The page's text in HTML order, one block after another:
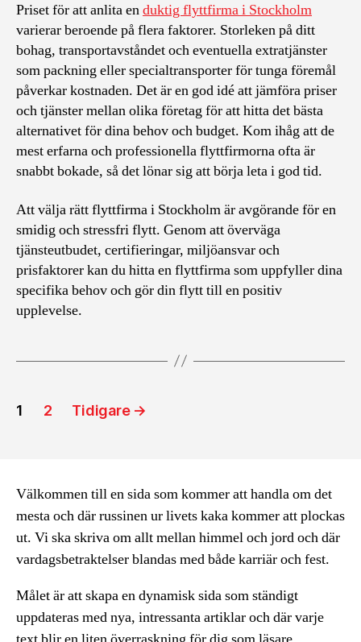
Priset för att anlita enduktig flyttfirma i Stockholm
varierar beroende på flera faktorer. Storleken på ditt
bohag, transportavståndet och eventuella extratjänster
som packning eller specialtransporter för tunga föremål
påverkar kostnaden. Det är en god idé att jämföra priser
och tjänster mellan olika företag för att hitta det bästa
alternativet för dina behov och budget. Kom ihåg att de
mest erfarna och professionella flyttfirmorna ofta är
snabbt bokade, så det lönar sig att börja leta i god tid.
Att välja rätt flyttfirma i Stockholm är avgörande för en
smidig och stressfri flytt. Genom att överväga
tjänsteutbudet, certifieringar, miljöansvar och
prisfaktorer kan du hitta en flyttfirma som uppfyller dina
specifika behov och gör din flytt till en positiv
upplevelse.
Inläggsnavigering
1 2 Tidigare →
Välkommen till en sida som kommer att handla om det
mesta och där russinen ur livets kaka kommer att plockas
ut. Vi ska skriva om allt mellan himmel och jord och där
vardagsbetraktelser blandas med både karriär och fest.
Målet är att skapa en dynamisk sida som ständigt
uppdateras med nya, intressanta artiklar och där varje